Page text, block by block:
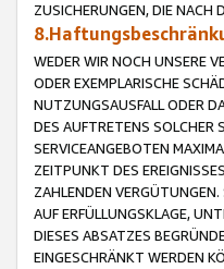
ZUSICHERUNGEN, DIE NACH
WEDER WIR NOCH UNSERE
ODER EXEMPLARISCHE
NUTZUNGSAUSFALL ODER
DES AUFTRETENS SOLCHER
SERVICEANGEBOTEN
ZEITPUNKT DES
ZAHLENDEN
AUF ERFÜLLUNGSKLAGE,
DIESES ABSATZES
EINGESCHRÄNKT WERDEN